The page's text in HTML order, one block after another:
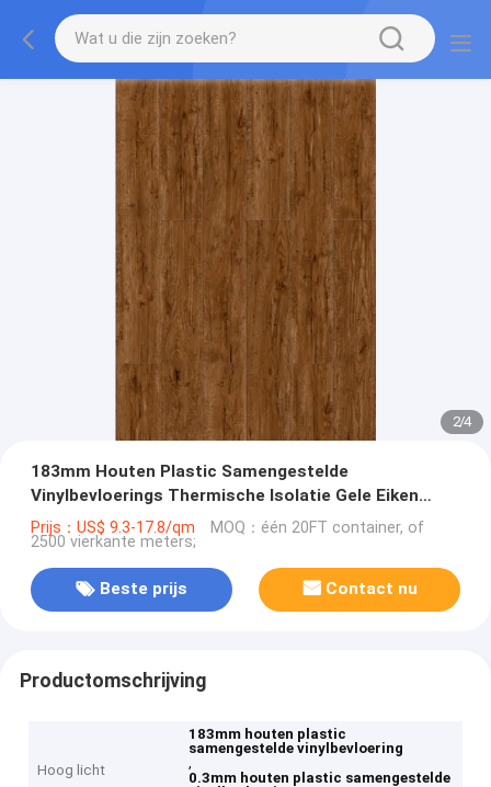
2/4
183mm Houten Plastic Samengestelde
Vinylbevloerings Thermische Isolatie Gele Eiken
GKBM DP-W82262
Prijs：US$ 9.3-17.8/qm MOQ：één 20FT container, of
2500 vierkante meters;
Beste prijs Contact nu
Productomschrijving
Hoog licht
183mm houten plastic
samengestelde vinylbevloering
,
0.3mm houten plastic samengestelde